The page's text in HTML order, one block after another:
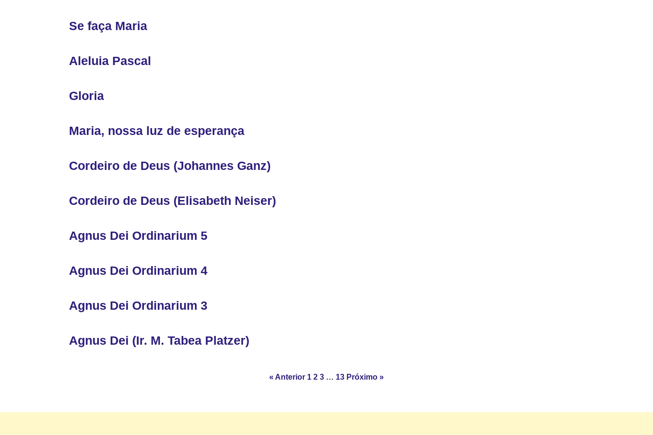
Se faça Maria
Aleluia Pascal
Gloria
Maria, nossa luz de esperança
Cordeiro de Deus (Johannes Ganz)
Cordeiro de Deus (Elisabeth Neiser)
Agnus Dei Ordinarium 5
Agnus Dei Ordinarium 4
Agnus Dei Ordinarium 3
Agnus Dei (Ir. M. Tabea Platzer)
« Anterior 1 2 3 … 13 Próximo »